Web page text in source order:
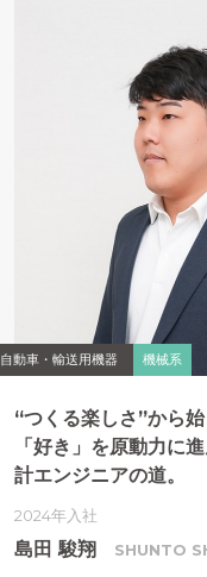
自動車・輸送用機器 機械系
“つくる楽しさ”から始
「好き」を原動力に進
計エンジニアの道。
2024年入社
島田 駿翔 SHUNTO